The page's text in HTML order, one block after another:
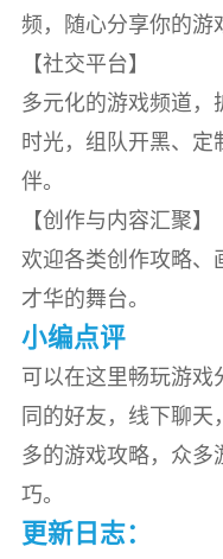
频，随心分享你的游
【社交平台】
多元化的游戏频道，
时光，组队开黑、定
伴。
【创作与内容汇聚】
欢迎各类创作攻略、
才华的舞台。
小编点评
可以在这里畅玩游戏
同的好友，线下聊
多的游戏攻略，众多
巧。
更新日志：